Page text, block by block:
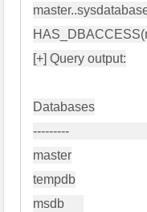
[+] Query output:
Databases
master
tempdb
msdb